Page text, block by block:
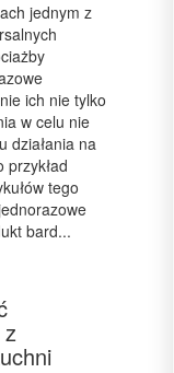
jednym z
ich nie tylko
w celu nie
działania na
przykład
tego
bard...
z